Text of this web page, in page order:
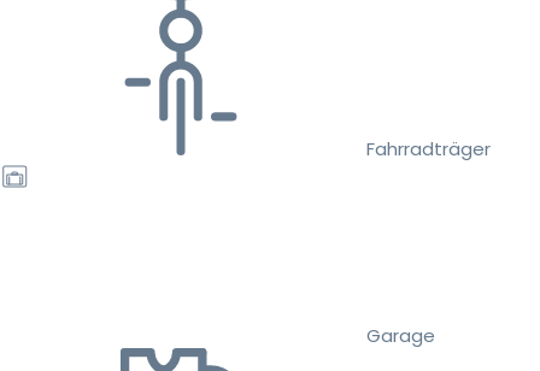
Fahrradträger
Garage